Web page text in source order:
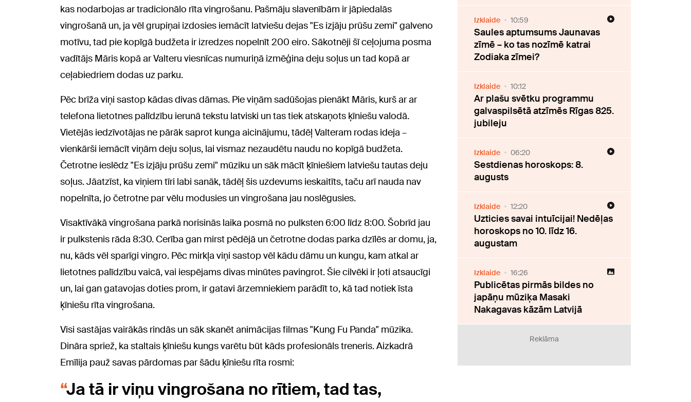
kas nodarbojas ar tradicionālo rīta vingrošanu. Pašmāju slavenībām ir jāpiedalās
vingrošanā un, ja vēl grupiņai izdosies iemācīt latviešu dejas "Es izjāju prūšu zemi" galveno
motīvu, tad pie kopīgā budžeta ir izredzes nopelnīt 200 eiro. Sākotnēji šī ceļojuma posma
vadītājs Māris kopā ar Valteru viesnīcas numuriņā izmēģina deju soļus un tad kopā ar
ceļabiedriem dodas uz parku.
Pēc brīža viņi sastop kādas divas dāmas. Pie viņām sadūšojas pienākt Māris, kurš ar ar
telefona lietotnes palīdzību ierunā tekstu latviski un tas tiek atskaņots ķīniešu valodā.
Vietējās iedzīvotājas ne pārāk saprot kunga aicinājumu, tādēļ Valteram rodas ideja –
vienkārši iemācīt viņām deju soļus, lai vismaz nezaudētu naudu no kopīgā budžeta.
Četrotne ieslēdz "Es izjāju prūšu zemi" mūziku un sāk mācīt ķīniešiem latviešu tautas deju
soļus. Jāatzīst, ka viņiem tīri labi sanāk, tādēļ šis uzdevums ieskaitīts, taču arī nauda nav
nopelnīta, jo četrotne par vēlu modusies un vingrošana jau noslēgusies.
Visaktīvākā vingrošana parkā norisinās laika posmā no pulksten 6:00 līdz 8:00. Šobrīd jau
ir pulkstenis rāda 8:30. Cerība gan mirst pēdējā un četrotne dodas parka dzīlēs ar domu, ja,
nu, kāds vēl sparīgi vingro. Pēc mirkļa viņi sastop vēl kādu dāmu un kungu, kam atkal ar
lietotnes palīdzību vaicā, vai iespējams divas minūtes pavingrot. Šie cilvēki ir ļoti atsaucīgi
un, lai gan gatavojas doties prom, ir gatavi ārzemniekiem parādīt to, kā tad notiek īsta
ķīniešu rīta vingrošana.
Visi sastājas vairākās rindās un sāk skanēt animācijas filmas "Kung Fu Panda" mūzika.
Dināra spriež, ka staltais ķīniešu kungs varētu būt kāds profesionāls treneris. Aizkadrā
Emīlija pauž savas pārdomas par šādu ķīniešu rīta rosmi:
Ja tā ir viņu vingrošana no rītiem, tad tas,
Izklaide 10:59
Saules aptumsums Jaunavas
zīmē – ko tas nozīmē katrai
Zodiaka zīmei?
Izklaide 10:12
Ar plašu svētku programmu
galvaspilsētā atzīmēs Rīgas 825.
jubileju
Izklaide 06:20
Sestdienas horoskops: 8.
augusts
Izklaide 12:20
Uzticies savai intuīcijai! Nedēļas
horoskops no 10. līdz 16.
augustam
Izklaide 16:26
Publicētas pirmās bildes no
japāņu mūziķa Masaki
Nakagavas kāzām Latvijā
Reklāma